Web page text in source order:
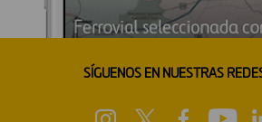
SÍGUENOS EN NUESTRAS